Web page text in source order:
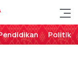
Politik